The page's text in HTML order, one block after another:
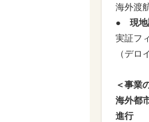
海外渡
● 現
実証フ
（デロ
＜事業
海外都
進行